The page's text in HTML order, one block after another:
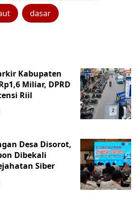
dasar
Kabupaten
Miliar, DPRD
Riil
Desa Disorot,
Dibekali
Siber